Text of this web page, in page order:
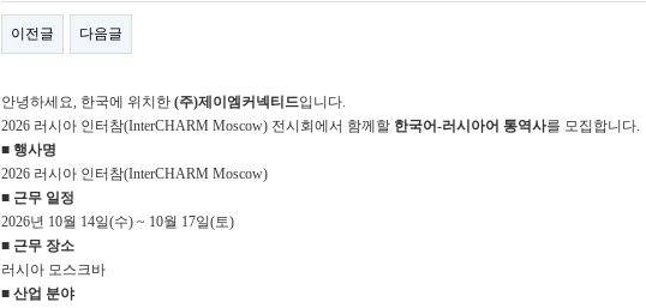
이전글 다음글
안녕하세요, 한국에 위치한 (주)제이엠커넥티드입니다.
2026 러시아 인터참(InterCHARM Moscow) 전시회에서 함께할 한국어-러시아어 통역사를 모집합니다.
■ 행사명
2026 러시아 인터참(InterCHARM Moscow)
■ 근무 일정
2026년 10월 14일(수) ~ 10월 17일(토)
■ 근무 장소
러시아 모스크바
■ 산업 분야